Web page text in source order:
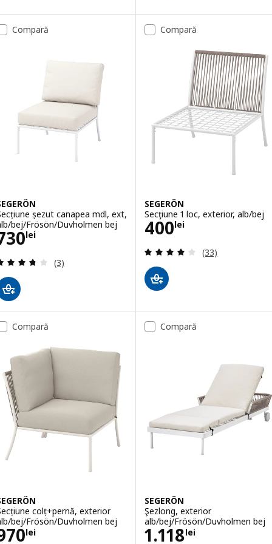
Compară
șezut canapea mdl, ext,
bej/Frösön/Duvholmen bej
lei
730lei
Evaluare: 3.7 din 5 stele. Total recenzii:
(3)
Compară
SEGERÖN
Secţiune 1 loc, exterior, alb/bej
400lei
Preţ 400lei
Evaluare: 4.1
(33)
Compară
colț+pernă, exterior
bej/Frösön/Duvholmen bej
lei
970lei
Compară
SEGERÖN
Şezlong, exterior
alb/bej/Frösön/Duvholmen bej
1.118lei
Preţ 1118lei